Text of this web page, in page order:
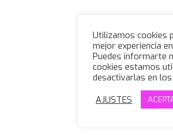
Utilizamos cookies
mejor experiencia
Puedes informarte
cookies estamos
desactivarlas en los
AJUSTES